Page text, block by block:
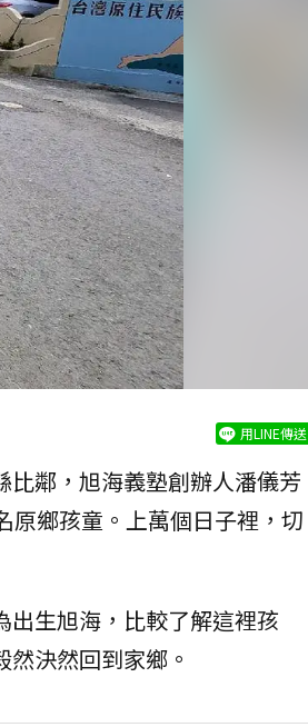
用LINE傳送
鄰，旭海義塾創辦人潘儀芳
原鄉孩童。上萬個日子裡，切
生旭海，比較了解這裡孩
決然回到家鄉。